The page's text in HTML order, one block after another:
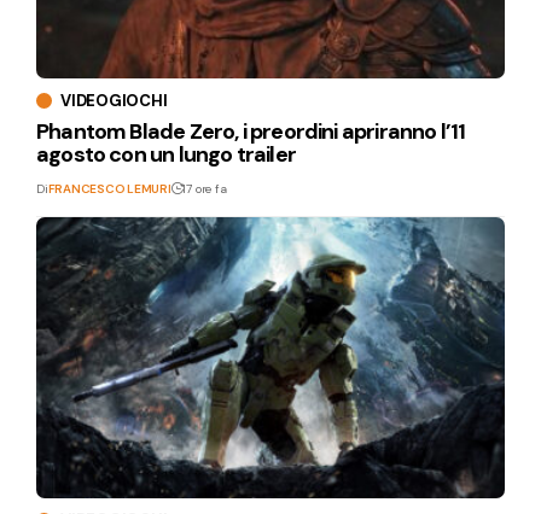
VIDEOGIOCHI
Phantom Blade Zero, i preordini apriranno l’11
agosto con un lungo trailer
DiFRANCESCO LEMURI 17 ore fa